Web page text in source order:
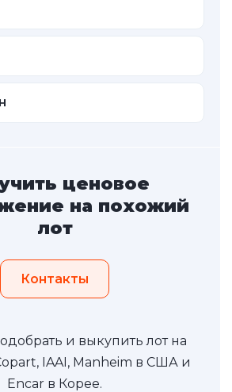
ценовое
на похожий
лот
Контакты
и выкупить лот на
IAAI, Manheim в США и
Encar в Корее.